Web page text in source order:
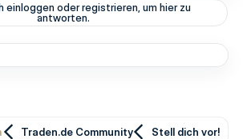
einloggen oder registrieren, um hier zu
antworten.
Traden.de Community Stell dich vor!